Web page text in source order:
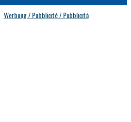
Werbung / Pubblicité / Pubblicità